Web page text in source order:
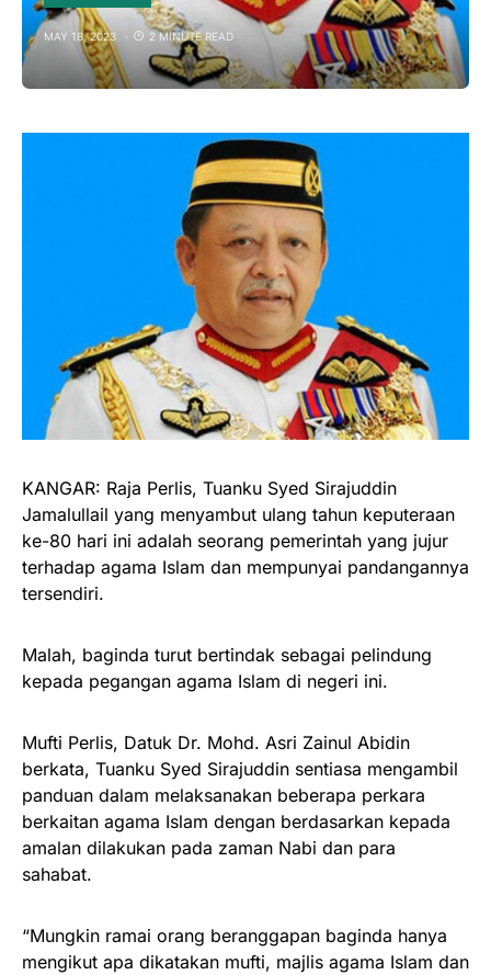
MAY 18, 2023 2 MINUTE READ
KANGAR: Raja Perlis, Tuanku Syed Sirajuddin
Jamalullail yang menyambut ulang tahun keputeraan
ke-80 hari ini adalah seorang pemerintah yang jujur
terhadap agama Islam dan mempunyai pandangannya
tersendiri.
Malah, baginda turut bertindak sebagai pelindung
kepada pegangan agama Islam di negeri ini.
Mufti Perlis, Datuk Dr. Mohd. Asri Zainul Abidin
berkata, Tuanku Syed Sirajuddin sentiasa mengambil
panduan dalam melaksanakan beberapa perkara
berkaitan agama Islam dengan berdasarkan kepada
amalan dilakukan pada zaman Nabi dan para
sahabat.
“Mungkin ramai orang beranggapan baginda hanya
mengikut apa dikatakan mufti, majlis agama Islam dan